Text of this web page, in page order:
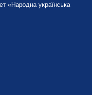
«Народна українська